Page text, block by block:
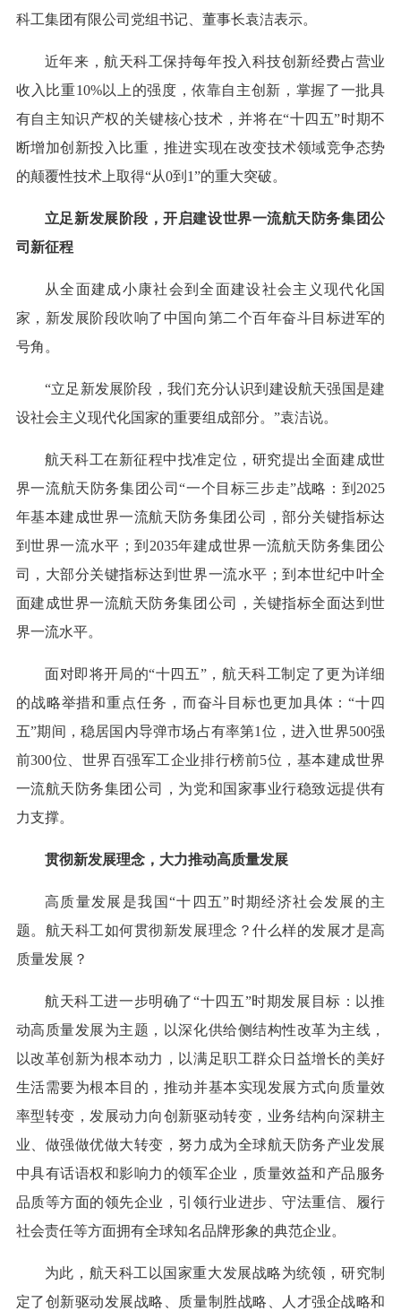
科工集团有限公司党组书记、董事长袁洁表示。
近年来，航天科工保持每年投入科技创新经费占营业
收入比重10%以上的强度，依靠自主创新，掌握了一批具
有自主知识产权的关键核心技术，并将在“十四五”时期不
断增加创新投入比重，推进实现在改变技术领域竞争态势
的颠覆性技术上取得“从0到1”的重大突破。
立足新发展阶段，开启建设世界一流航天防务集团公
司新征程
从全面建成小康社会到全面建设社会主义现代化国
家，新发展阶段吹响了中国向第二个百年奋斗目标进军的
号角。
“立足新发展阶段，我们充分认识到建设航天强国是建
设社会主义现代化国家的重要组成部分。”袁洁说。
航天科工在新征程中找准定位，研究提出全面建成世
界一流航天防务集团公司“一个目标三步走”战略：到2025
年基本建成世界一流航天防务集团公司，部分关键指标达
到世界一流水平；到2035年建成世界一流航天防务集团公
司，大部分关键指标达到世界一流水平；到本世纪中叶全
面建成世界一流航天防务集团公司，关键指标全面达到世
界一流水平。
面对即将开局的“十四五”，航天科工制定了更为详细
的战略举措和重点任务，而奋斗目标也更加具体：“十四
五”期间，稳居国内导弹市场占有率第1位，进入世界500强
前300位、世界百强军工企业排行榜前5位，基本建成世界
一流航天防务集团公司，为党和国家事业行稳致远提供有
力支撑。
贯彻新发展理念，大力推动高质量发展
高质量发展是我国“十四五”时期经济社会发展的主
题。航天科工如何贯彻新发展理念？什么样的发展才是高
质量发展？
航天科工进一步明确了“十四五”时期发展目标：以推
动高质量发展为主题，以深化供给侧结构性改革为主线，
以改革创新为根本动力，以满足职工群众日益增长的美好
生活需要为根本目的，推动并基本实现发展方式向质量效
率型转变，发展动力向创新驱动转变，业务结构向深耕主
业、做强做优做大转变，努力成为全球航天防务产业发展
中具有话语权和影响力的领军企业，质量效益和产品服务
品质等方面的领先企业，引领行业进步、守法重信、履行
社会责任等方面拥有全球知名品牌形象的典范企业。
为此，航天科工以国家重大发展战略为统领，研究制
定了创新驱动发展战略、质量制胜战略、人才强企战略和